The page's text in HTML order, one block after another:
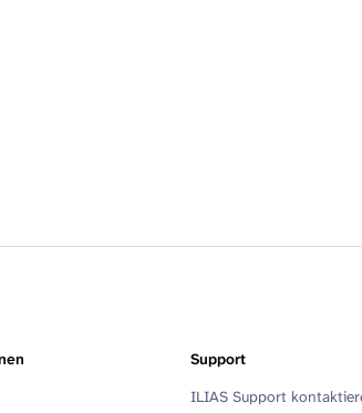
Support
ILIAS Support